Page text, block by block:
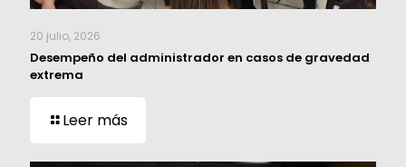
20 julio, 2026
Desempeño del administrador en casos de gravedad
extrema
Leer más